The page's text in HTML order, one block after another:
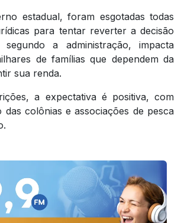
estadual, foram esgotadas todas
para tentar reverter a decisão
a administração, impacta
de famílias que dependem da
sua renda.
a expectativa é positiva, com
das colônias e associações de pesca